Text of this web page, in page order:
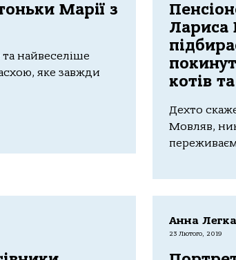
Марії з
найвеселіше
яке завжди
Лариса
котів
Дехто
Мовляв,
Анна Легка
23 Лютого, 2019